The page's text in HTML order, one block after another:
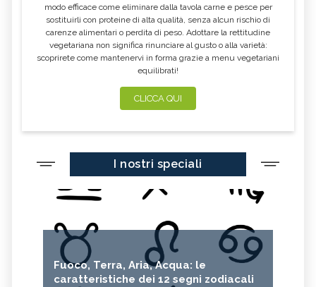
modo efficace come eliminare dalla tavola carne e pesce per
sostituirli con proteine di alta qualità, senza alcun rischio di
carenze alimentari o perdita di peso. Adottare la rettitudine
vegetariana non significa rinunciare al gusto o alla varietà:
scoprirete come mantenervi in forma grazie a menu vegetariani
equilibrati!
CLICCA QUI
I nostri speciali
Fuoco, Terra, Aria, Acqua: le
caratteristiche dei 12 segni zodiacali